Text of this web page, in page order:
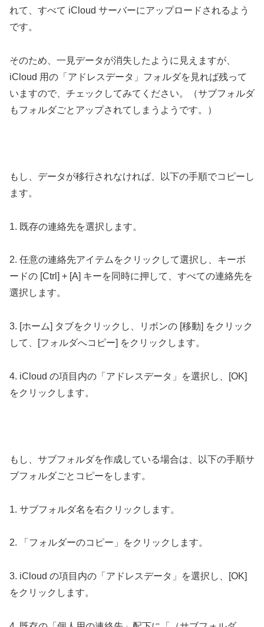
れて、すべて iCloud サーバーにアップロードされるよう
です。
そのため、一見データが消失したように見えますが、
iCloud 用の「アドレスデータ」フォルダを見れば残って
いますので、チェックしてみてください。（サブフォルダ
もフォルダごとアップされてしまうようです。）
もし、データが移行されなければ、以下の手順でコピーし
ます。
1. 既存の連絡先を選択します。
2. 任意の連絡先アイテムをクリックして選択し、キーボ
ードの [Ctrl] + [A] キーを同時に押して、すべての連絡先を
選択します。
3. [ホーム] タブをクリックし、リボンの [移動] をクリック
して、[フォルダへコピー] をクリックします。
4. iCloud の項目内の「アドレスデータ」を選択し、[OK]
をクリックします。
もし、サブフォルダを作成している場合は、以下の手順サ
ブフォルダごとコピーをします。
1. サブフォルダ名を右クリックします。
2. 「フォルダーのコピー」をクリックします。
3. iCloud の項目内の「アドレスデータ」を選択し、[OK]
をクリックします。